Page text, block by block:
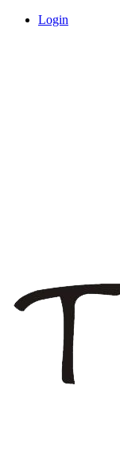
Login